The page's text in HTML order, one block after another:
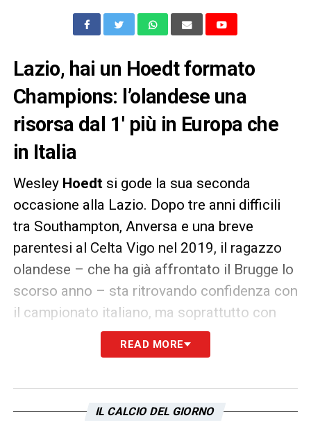
Lazio, hai un Hoedt formato
Champions: l’olandese una
risorsa dal 1′ più in Europa che
in Italia
Wesley Hoedtsi gode la sua seconda
occasione alla Lazio. Dopo tre anni difficili
tra Southampton, Anversa e una breve
parentesi al Celta Vigo nel 2019, il ragazzo
olandese – che ha già affrontato il Brugge lo
scorso anno – sta ritrovando confidenza con
il campionato italiano, ma soprattutto con
l’Europa. Inzaghi gli ha concesso
apparizioni in Serie A: una da terzo centrale
3-0 di Marassi, le altre da perno centrale
READ MORE
IL CALCIO DEL GIORNO